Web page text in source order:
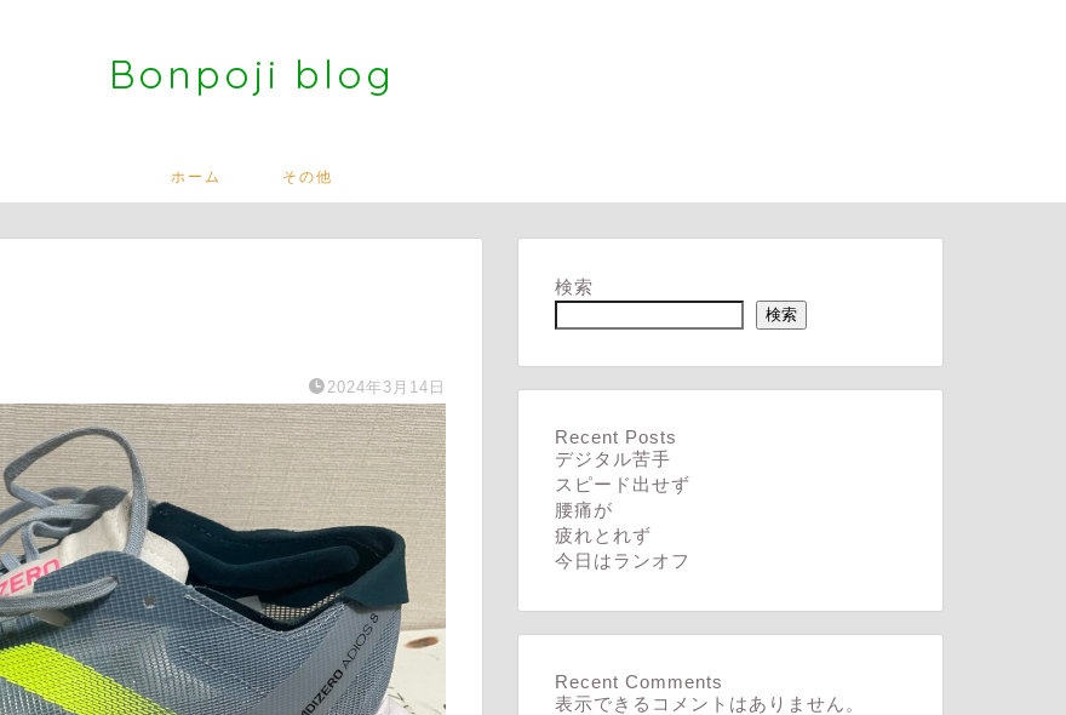
Bonpoji blog
ホーム その他
2024年3月14日
検索
検索
Recent Posts
デジタル苦手
スピード出せず
腰痛が
疲れとれず
今日はランオフ
Recent Comments
表示できるコメントはありません。